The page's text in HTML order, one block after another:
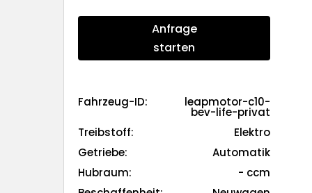
Anfrage
starten
Fahrzeug-ID: leapmotor-c10-
bev-life-privat
Treibstoff:
Elektro
Getriebe:
Automatik
Hubraum: - ccm